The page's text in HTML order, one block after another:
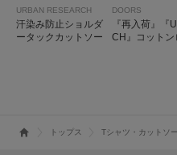
URBAN RESEARCH
汗染み防止ショルダ
ータックカットソー
DOORS
『再入荷』『
CH』コットン
トップス Tシャツ・カットソー